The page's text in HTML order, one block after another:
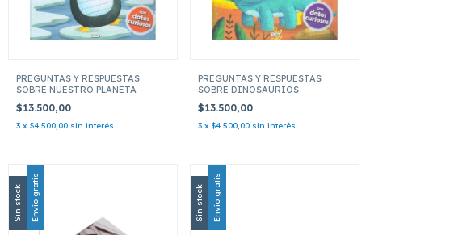
PREGUNTAS Y RESPUESTAS
SOBRE NUESTRO PLANETA
$13.500,00
3 x $4.500,00 sin interés
PREGUNTAS Y RESPUESTAS
SOBRE DINOSAURIOS
$13.500,00
3 x $4.500,00 sin interés
Sin stock Envío gratis Sin stock Envío gratis